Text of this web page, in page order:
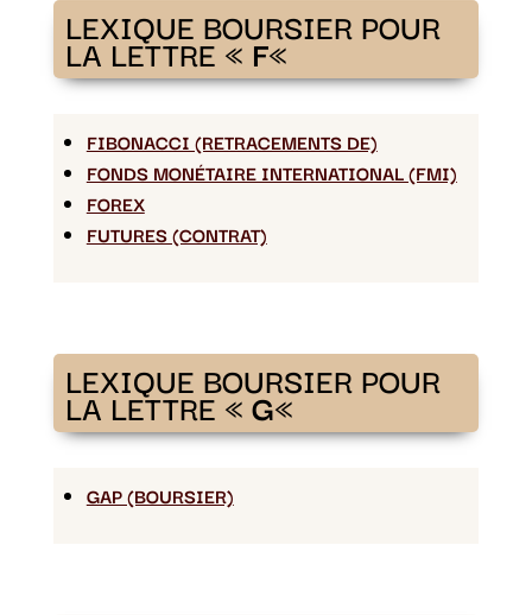
LEXIQUE BOURSIER POUR
LA LETTRE «F«
FIBONACCI (RETRACEMENTS DE)
FONDS MONÉTAIRE INTERNATIONAL (FMI)
FOREX
FUTURES (CONTRAT)
LEXIQUE BOURSIER POUR
LA LETTRE «G«
GAP (BOURSIER)